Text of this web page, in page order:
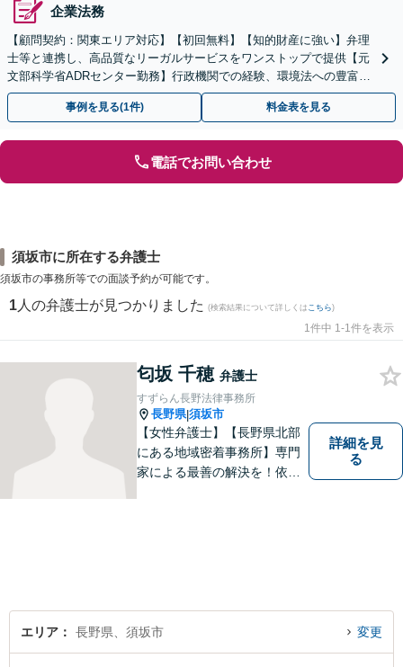
企業法務
【顧問契約：関東エリア対応】【初回無料】【知的財産に強い】弁理
士等と連携し、高品質なリーガルサービスをワンストップで提供【元
文部科学省ADRセンター勤務】行政機関での経験、環境法への豊富な
知識を活かし、事業者さまの抱える問題を解決へ導きます
事例を見る(1件) 料金表を見る
電話でお問い合わせ
須坂市に所在する弁護士
須坂市の事務所等での面談予約が可能です。
1 人の弁護士が見つかりました (検索結果について詳しくは こちら)
1件中 1-1件を表示
匂坂 千穂 弁護士
すずらん長野法律事務所
長野県|須坂市
【女性弁護士】【長野県北部
にある地域密着事務所】専門
家による最善の解決を！依頼
詳細を見
る
エリア 長野県、須坂市 変更